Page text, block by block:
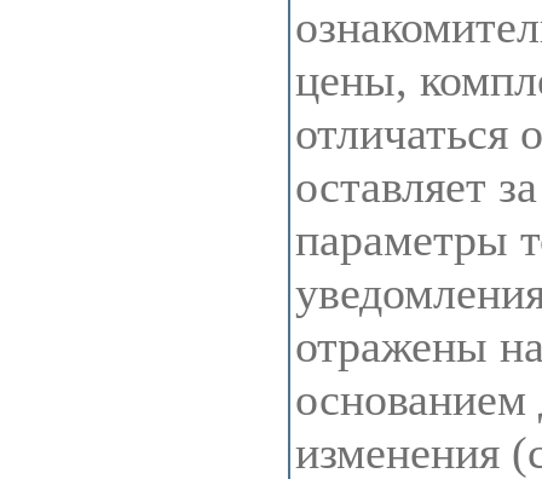
цены,
отличаться
оставляет
параметры
отражены
основанием
изменения